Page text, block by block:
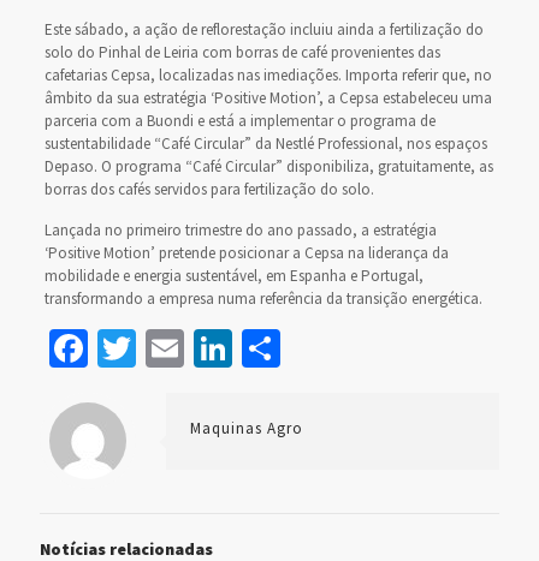
Este sábado, a ação de reflorestação incluiu ainda a fertilização do
solo do Pinhal de Leiria com borras de café provenientes das
cafetarias Cepsa, localizadas nas imediações. Importa referir que, no
âmbito da sua estratégia ‘Positive Motion’, a Cepsa estabeleceu uma
parceria com a Buondi e está a implementar o programa de
sustentabilidade “Café Circular” da Nestlé Professional, nos espaços
Depaso. O programa “Café Circular” disponibiliza, gratuitamente, as
borras dos cafés servidos para fertilização do solo.
Lançada no primeiro trimestre do ano passado, a estratégia
‘Positive Motion’ pretende posicionar a Cepsa na liderança da
mobilidade e energia sustentável, em Espanha e Portugal,
transformando a empresa numa referência da transição energética.
Facebook
Twitter
EmailLinkedIn
Share
Maquinas Agro
Notícias relacionadas